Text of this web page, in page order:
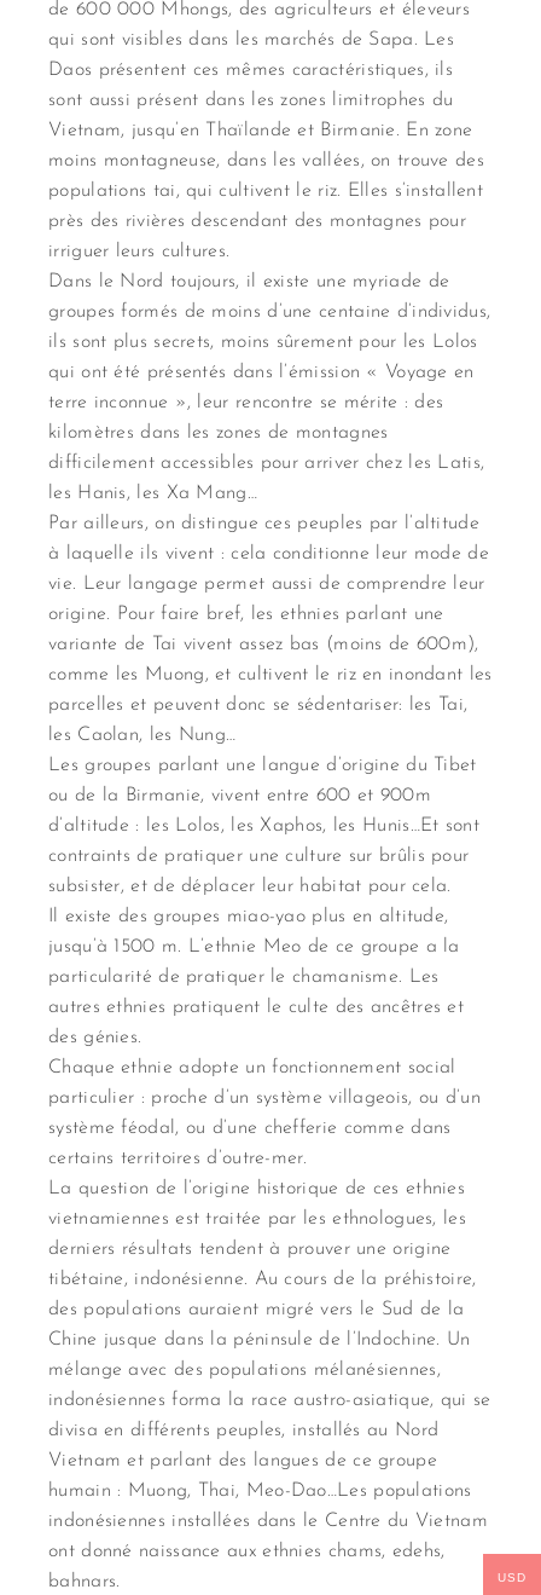
de 600 000 Mhongs, des agriculteurs et éleveurs
qui sont visibles dans les marchés de Sapa. Les
Daos présentent ces mêmes caractéristiques, ils
sont aussi présent dans les zones limitrophes du
Vietnam, jusqu’en Thaïlande et Birmanie. En zone
moins montagneuse, dans les vallées, on trouve des
populations tai, qui cultivent le riz. Elles s’installent
près des rivières descendant des montagnes pour
irriguer leurs cultures.
Dans le Nord toujours, il existe une myriade de
groupes formés de moins d’une centaine d’individus,
ils sont plus secrets, moins sûrement pour les Lolos
qui ont été présentés dans l’émission « Voyage en
terre inconnue », leur rencontre se mérite : des
kilomètres dans les zones de montagnes
difficilement accessibles pour arriver chez les Latis,
les Hanis, les Xa Mang…
Par ailleurs, on distingue ces peuples par l’altitude
à laquelle ils vivent : cela conditionne leur mode de
vie. Leur langage permet aussi de comprendre leur
origine. Pour faire bref, les ethnies parlant une
variante de Tai vivent assez bas (moins de 600m),
comme les Muong, et cultivent le riz en inondant les
parcelles et peuvent donc se sédentariser: les Tai,
les Caolan, les Nung…
Les groupes parlant une langue d’origine du Tibet
ou de la Birmanie, vivent entre 600 et 900m
d’altitude : les Lolos, les Xaphos, les Hunis…Et sont
contraints de pratiquer une culture sur brûlis pour
subsister, et de déplacer leur habitat pour cela.
Il existe des groupes miao-yao plus en altitude,
jusqu’à 1500 m. L’ethnie Meo de ce groupe a la
particularité de pratiquer le chamanisme. Les
autres ethnies pratiquent le culte des ancêtres et
des génies.
Chaque ethnie adopte un fonctionnement social
particulier : proche d’un système villageois, ou d’un
système féodal, ou d’une chefferie comme dans
certains territoires d’outre-mer.
La question de l’origine historique de ces ethnies
vietnamiennes est traitée par les ethnologues, les
derniers résultats tendent à prouver une origine
tibétaine, indonésienne. Au cours de la préhistoire,
des populations auraient migré vers le Sud de la
Chine jusque dans la péninsule de l’Indochine. Un
mélange avec des populations mélanésiennes,
indonésiennes forma la race austro-asiatique, qui se
divisa en différents peuples, installés au Nord
Vietnam et parlant des langues de ce groupe
humain : Muong, Thai, Meo-Dao…Les populations
indonésiennes installées dans le Centre du Vietnam
ont donné naissance aux ethnies chams, edehs,
bahnars.
USD